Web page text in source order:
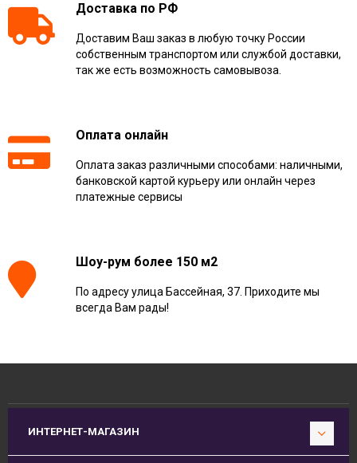
Доставка по РФ
Доставим Ваш заказ в любую точку России
собственным транспортом или службой доставки,
так же есть возможность самовывоза.
Оплата онлайн
Оплата заказ различными способами: наличными,
банковской картой курьеру или онлайн через
платежные сервисы
Шоу-рум более 150 м2
По адресу улица Бассейная, 37. Приходите мы
всегда Вам рады!
ИНТЕРНЕТ-МАГАЗИН